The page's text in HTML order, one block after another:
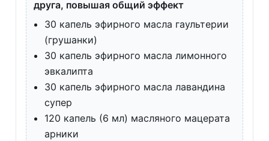
друга, повышая общий эффект
30 капель эфирного масла гаультерии
(грушанки)
30 капель эфирного масла лимонного
эвкалипта
30 капель эфирного масла лавандина
супер
120 капель (6 мл) масляного мацерата
арники